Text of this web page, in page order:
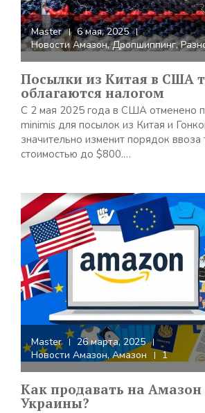
Master
6 мая, 2025
Новости Амазон,Дропшиппинг,
Посылки из Китая в США
облагаются налогом
С 2 мая 2025 года в США отменено
minimis для посылок из Китая и
значительно изменит порядок ввоза
стоимостью до $800.…
Master
26 марта, 2025
Новости Амазон,Амазон 1
Как продавать на Амазон
Украины?